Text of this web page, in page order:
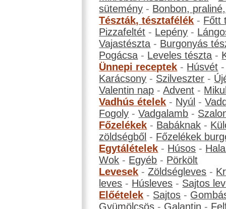
sütemény - Bonbon,
Tészták, tésztafélék - Főtt
Pizzafeltét - Lepény -
Vajastészta - Burgonyás
Pogácsa - Leveles tészta -
Ünnepi receptek - Húsvét
Karácsony - Szilveszter -
Valentin nap -Advent -
Vadhús ételek - Nyúl -
Fogoly -Vadgalamb -
Főzelékek - Babáknak -
zöldségből - Főzelékek
Egytálételek - Húsos -
Wok - Egyéb - Pörkölt
Levesek -Zöldségleves -
leves - Húsleves - Sajtos
Előételek - Sajtos -
Gyümölcsös - Galantin -